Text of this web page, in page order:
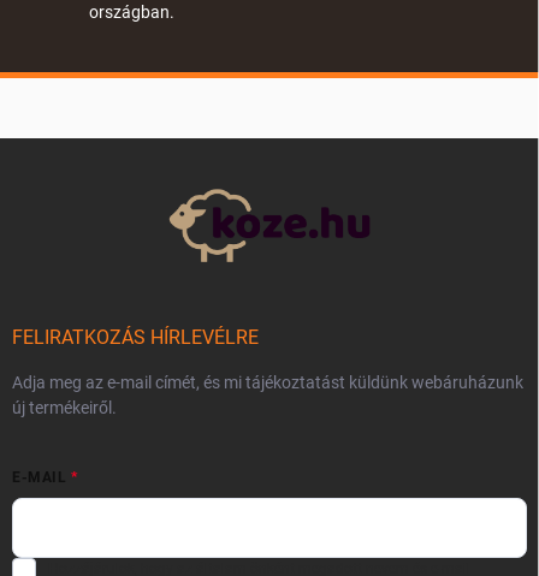
országban.
FELIRATKOZÁS HÍRLEVÉLRE
Adja meg az e-mail címét, és mi tájékoztatást küldünk webáruházunk
új termékeiről.
E-MAIL